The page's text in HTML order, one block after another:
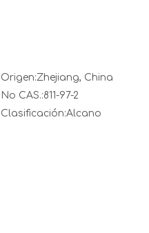
Origen:Zhejiang, China
No CAS.:811-97-2
Clasificación:Alcano